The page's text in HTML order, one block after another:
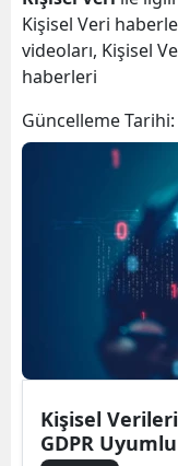
Kişisel Veri
videoları, Kişisel
haberleri
Güncelleme Tarihi:
Kişisel
GDPR